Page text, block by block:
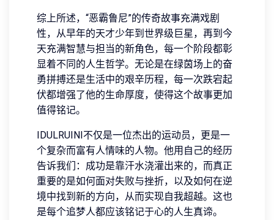
综上所述，“恶霸鲁尼”的传奇故事充满戏剧
性，从早年的天才少年到世界级巨星，再到今
天充满智慧与担当的新角色，每一个阶段都彰
显着不同的人生哲学。无论是在绿茵场上的奋
勇拼搏还是生活中的艰辛历程，每一次跌宕起
伏都增强了他的生命厚度，使得这个故事更加
值得铭记。
IDULRUINI不仅是一位杰出的运动员，更是一
个复杂而富有人情味的人物。他用自己的经历
告诉我们：成功是靠汗水浇灌出来的，而真正
重要的是如何面对失败与挫折，以及如何在逆
境中找到新的方向，从而实现自我超越。这也
是每个追梦人都应该铭记于心的人生真谛。